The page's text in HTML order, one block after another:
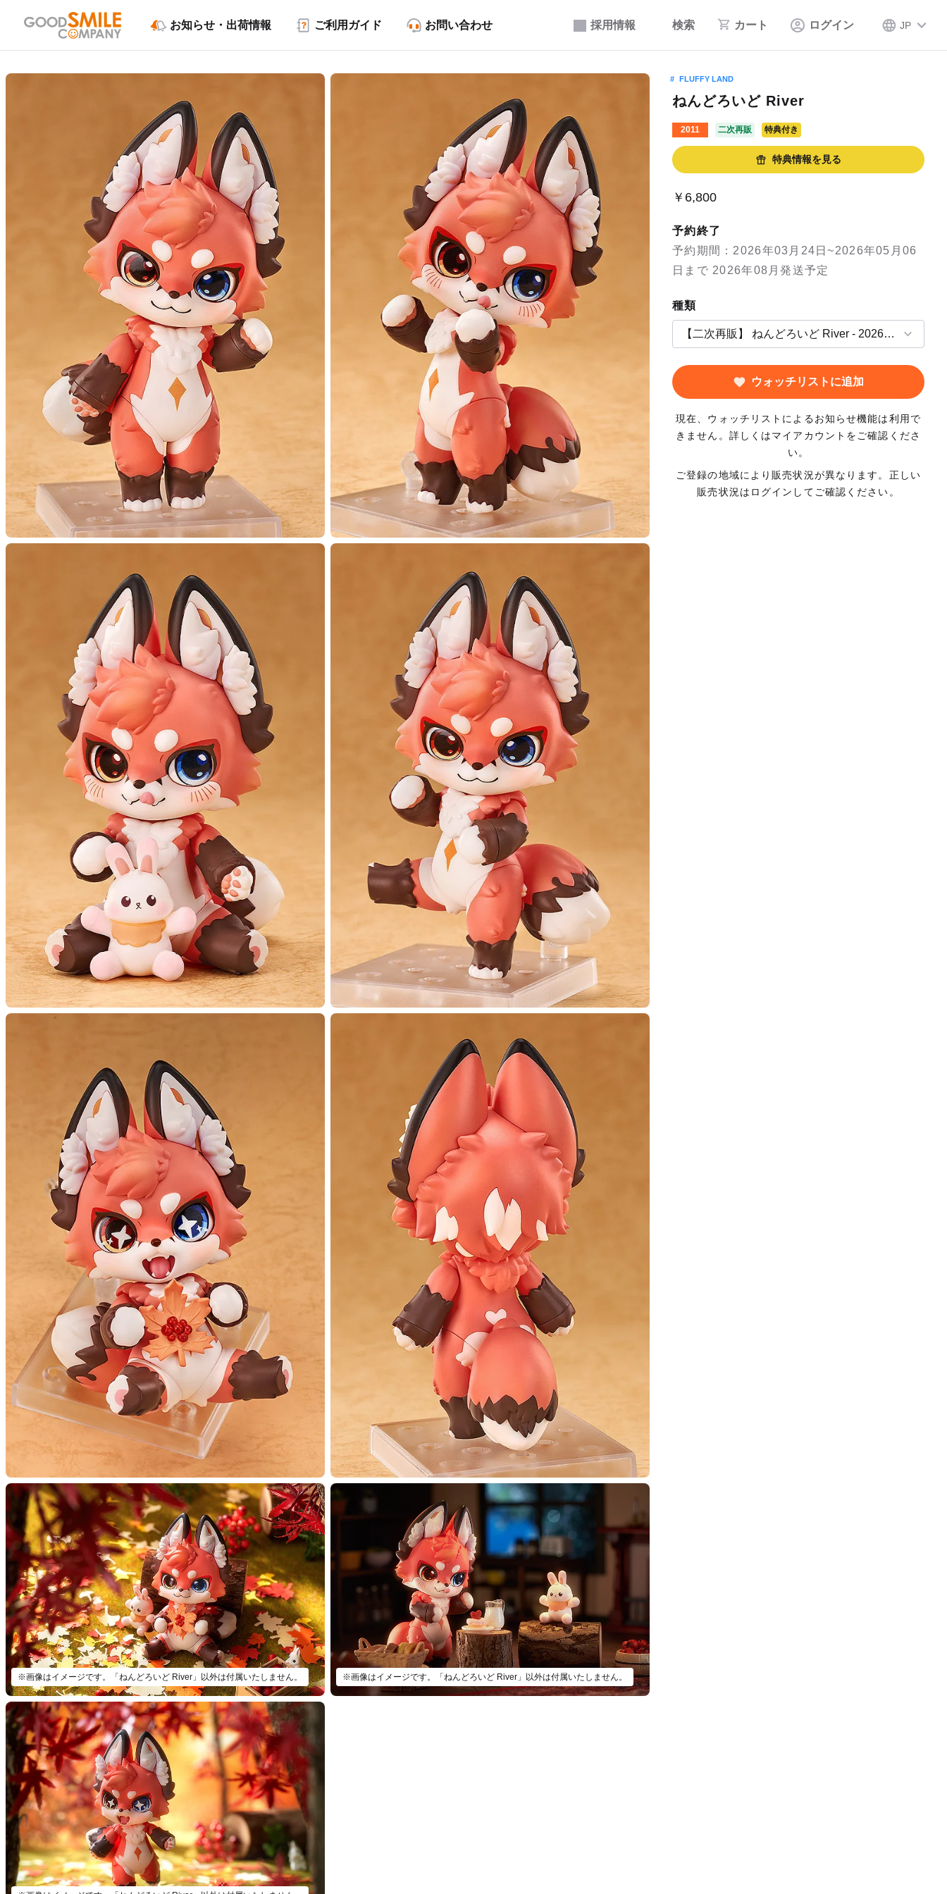
採用情報 検索 カート ログイン JP
お知らせ・出荷情報 ご利用ガイド お問い合わせ
※画像はイメージです。「ねんどろいど River」以外は付属いたしません。 ※画像はイメージです。「ねんどろいど River」以外は付属いたしません。
FLUFFY LAND
ねんどろいど River
2011 二次再販 特典付き
特典情報を見る
￥6,800
予約終了
予約期間：2026年03月24日~2026年05月06
日まで 2026年08月発送予定
種類
種類を選択
【二次再販】 ねんどろいど River - 2026年08月発売予定
予約終了
ねんどろいど River - 2024年07月発売予定
予約期間：2023年11月16日~2024年01月24日まで
2024年07月発売・お1人様3点まで
ウォッチリストに追加
現在、ウォッチリストによるお知らせ機能は利用で
きません。詳しくはマイアカウントをご確認くださ
い。
ご登録の地域により販売状況が異なります。正しい
販売状況はログインしてご確認ください。